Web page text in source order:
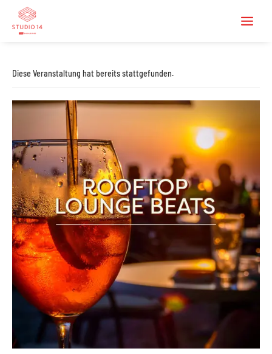
Diese Veranstaltung hat bereits stattgefunden.